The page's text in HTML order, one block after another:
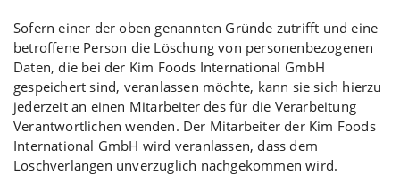
Sofern einer der oben genannten Gründe zutrifft und eine
betroffene Person die Löschung von personenbezogenen
Daten, die bei der Kim Foods International GmbH
gespeichert sind, veranlassen möchte, kann sie sich hierzu
jederzeit an einen Mitarbeiter des für die Verarbeitung
Verantwortlichen wenden. Der Mitarbeiter der Kim Foods
International GmbH wird veranlassen, dass dem
Löschverlangen unverzüglich nachgekommen wird.